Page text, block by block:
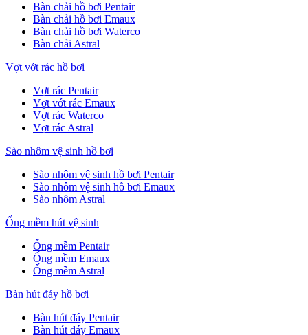
Bàn chải hồ bơi Pentair
Bàn chải hồ bơi Emaux
Bàn chải hồ bơi Waterco
Bàn chải Astral
Vợt vớt rác hồ bơi
Vợt rác Pentair
Vợt vớt rác Emaux
Vợt rác Waterco
Vợt rác Astral
Sào nhôm vệ sinh hồ bơi
Sào nhôm vệ sinh hồ bơi Pentair
Sào nhôm vệ sinh hồ bơi Emaux
Sào nhôm Astral
Ống mềm hút vệ sinh
Ống mềm Pentair
Ống mềm Emaux
Ống mềm Astral
Bàn hút đáy hồ bơi
Bàn hút đáy Pentair
Bàn hút đáy Emaux